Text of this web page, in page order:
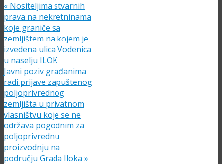
« Nositeljima stvarnih
prava na nekretninama
koje graniče sa
zemljištem na kojem je
izvedena ulica Vodenica
u naselju ILOK
Javni poziv građanima
radi prijave zapuštenog
poljoprivrednog
zemljišta u privatnom
vlasništvu koje se ne
održava pogodnim za
poljoprivrednu
proizvodnju na
području Grada Iloka »